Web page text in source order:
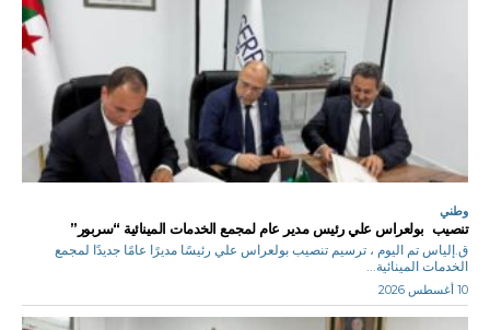
وطني
تنصيب بولعراس علي رئيس مدير عام لمجمع الخدمات المينائية “سربور”
ق.إلياس تم اليوم ، ترسيم تنصيب بولعراس علي رئيسًا مديرًا عامًا جديدًا لمجمع
الخدمات المينائية...
10 أغسطس 2026